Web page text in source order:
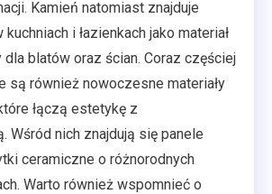
Kamień natomiast znajduje
i łazienkach jako materiał
blatów oraz ścian. Coraz częściej
są również nowoczesne materiały
łączą estetykę z
Wśród nich znajdują się panele
ceramiczne o różnorodnych
Warto również wspomnieć o